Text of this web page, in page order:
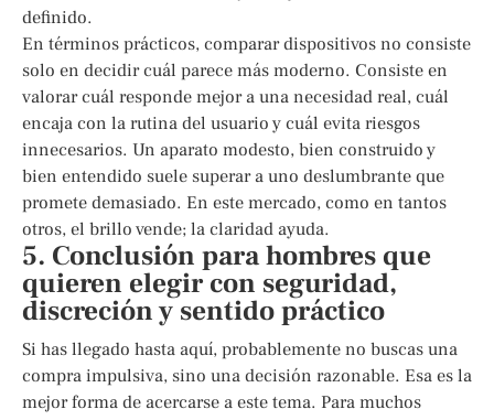
definido.
En términos prácticos, comparar dispositivos no consiste
solo en decidir cuál parece más moderno. Consiste en
valorar cuál responde mejor a una necesidad real, cuál
encaja con la rutina del usuario y cuál evita riesgos
innecesarios. Un aparato modesto, bien construido y
bien entendido suele superar a uno deslumbrante que
promete demasiado. En este mercado, como en tantos
otros, el brillo vende; la claridad ayuda.
5. Conclusión para hombres que
quieren elegir con seguridad,
discreción y sentido práctico
Si has llegado hasta aquí, probablemente no buscas una
compra impulsiva, sino una decisión razonable. Esa es la
mejor forma de acercarse a este tema. Para muchos